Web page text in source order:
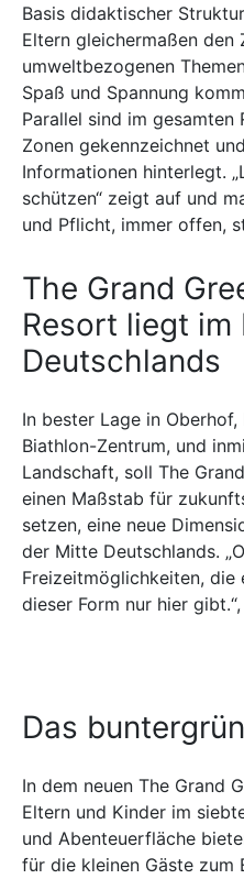
Basis didaktischer
Eltern gleichermaßen den
umweltbezogenen
Spaß und Spannung
Parallel sind im
Zonen gekennzeichnet
Informationen hinterlegt.
schützen“ zeigt auf und
und Pflicht, immer offen,
The Grand
Resort liegt im
Deutschlands
In bester Lage in
Biathlon-Zentrum, und
Landschaft, soll The
einen Maßstab für
setzen, eine neue
der Mitte Deutschlands.
Freizeitmöglichkeiten, die
dieser Form nur hier
Das
In dem neuen The Grand
Eltern und Kinder im
und Abenteuerfläche
für die kleinen Gäste zum